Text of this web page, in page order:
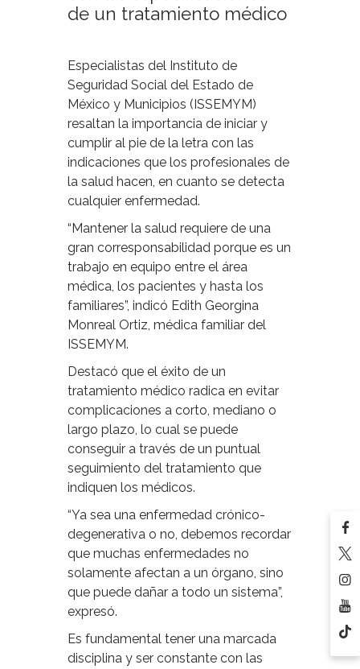
de un tratamiento médico
Especialistas del Instituto de
Seguridad Social del Estado de
México y Municipios (ISSEMYM)
resaltan la importancia de iniciar y
cumplir al pie de la letra con las
indicaciones que los profesionales de
la salud hacen, en cuanto se detecta
cualquier enfermedad.
“Mantener la salud requiere de una
gran corresponsabilidad porque es un
trabajo en equipo entre el área
médica, los pacientes y hasta los
familiares”, indicó Edith Georgina
Monreal Ortiz, médica familiar del
ISSEMYM.
Destacó que el éxito de un
tratamiento médico radica en evitar
complicaciones a corto, mediano o
largo plazo, lo cual se puede
conseguir a través de un puntual
seguimiento del tratamiento que
indiquen los médicos.
“Ya sea una enfermedad crónico-
degenerativa o no, debemos recordar
que muchas enfermedades no
solamente afectan a un órgano, sino
que puede dañar a todo un sistema”,
expresó.
Es fundamental tener una marcada
disciplina y ser constante con las